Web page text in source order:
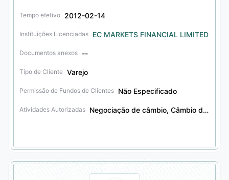
Tempo efetivo 2012-02-14
Instituições Licenciadas EC MARKETS FINANCIAL LIMITED
Documentos anexos --
Tipo de Cliente Varejo
Permissão de Fundos de Clientes Não Especificado
Atividades Autorizadas Negociação de câmbio, Câmbio de moedas, Negociação de derivativos financeiros, Gestão de ativos mobiliários, Serviços fiduciários